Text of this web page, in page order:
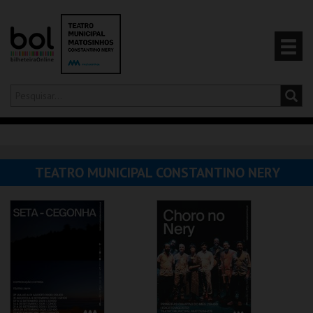
Olá,iniciar sessão
CARRINHO
EVENTOS
TEATRO MUNICIPAL CONSTANTINO NERY